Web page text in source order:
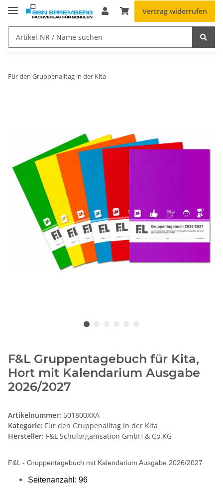
Vertrag widerrufen
Für den Gruppenalltag in der Kita
F&L Gruppentagebuch für Kita,
Hort mit Kalendarium Ausgabe
2026/2027
Artikelnummer: 501800XXA
Kategorie: Für den Gruppenalltag in der Kita
Hersteller: F&L Schulorganisation GmbH & Co.KG
F&L - Gruppentagebuch mit Kalendarium Ausgabe 2026/2027
Seitenanzahl: 96